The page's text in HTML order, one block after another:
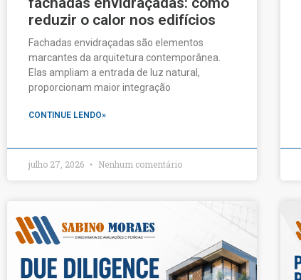
reduzir o calor nos edifícios
Fachadas envidraçadas são elementos
marcantes da arquitetura contemporânea.
Elas ampliam a entrada de luz natural,
proporcionam maior integração
CONTINUE LENDO»
julho 27, 2026 Nenhum comentário